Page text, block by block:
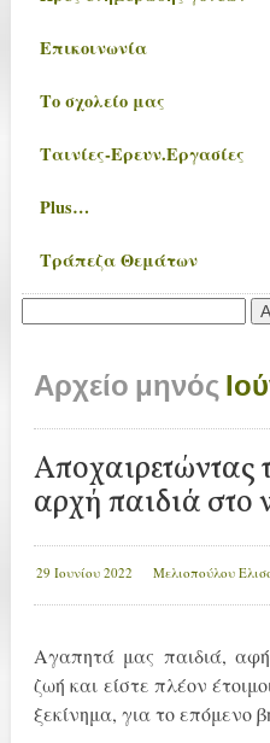
Επικοινωνία
Το σχολείο μας
Ταινίες-Ερευν.Εργασίες
Plus…
Τράπεζα Θεμάτων
Αρχείο μηνός
Αποχαιρετώντας
αρχή παιδιά στο
29 Ιουνίου 2022 Μελιοπούλου
Αγαπητά μας παιδιά,
ζωή και είστε πλέον
ξεκίνημα, για το επόμενο